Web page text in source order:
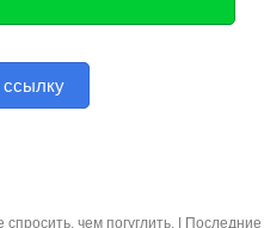
чем погуглить.|
Последние